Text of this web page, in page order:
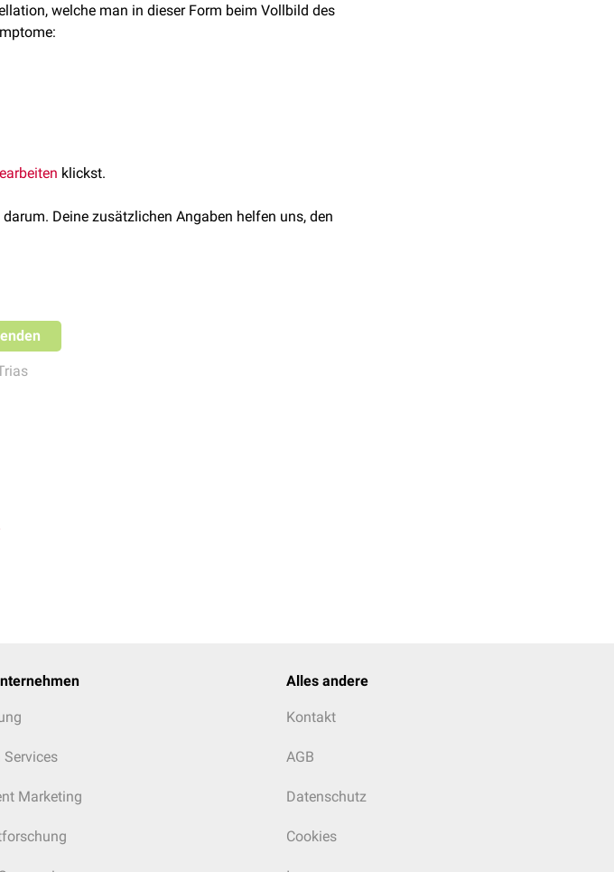
welche man in dieser Form beim Vollbild des
klickst.
Deine zusätzlichen Angaben helfen uns, den
Services
Marketing
Alles andere
Kontakt
AGB
Datenschutz
Cookies